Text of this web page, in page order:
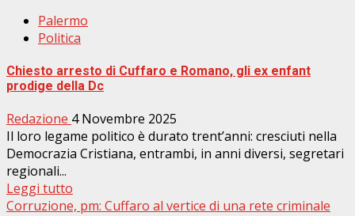
Palermo
Politica
Chiesto arresto di Cuffaro e Romano, gli ex enfant
prodige della Dc
Redazione 4 Novembre 2025
Il loro legame politico è durato trent’anni: cresciuti nella
Democrazia Cristiana, entrambi, in anni diversi, segretari
regionali...
Leggi tutto
Corruzione, pm: Cuffaro al vertice di una rete criminale